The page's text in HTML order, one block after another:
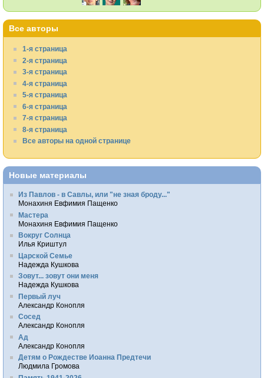
Все авторы
1-я страница
2-я страница
3-я страница
4-я страница
5-я страница
6-я страница
7-я страница
8-я страница
Все авторы на одной странице
Новые материалы
Из Павлов - в Савлы, или "не зная броду..."
Монахиня Евфимия Пащенко
Мастера
Монахиня Евфимия Пащенко
Вокруг Солнца
Илья Криштул
Царской Семье
Надежда Кушкова
Зовут... зовут они меня
Надежда Кушкова
Первый луч
Александр Конопля
Сосед
Александр Конопля
Ад
Александр Конопля
Детям о Рождестве Иоанна Предтечи
Людмила Громова